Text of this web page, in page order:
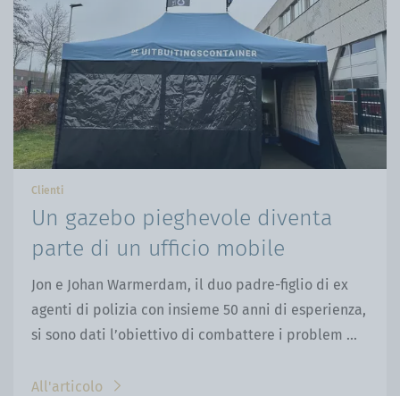
Clienti
Un gazebo pieghevole diventa
parte di un ufficio mobile
Jon e Johan Warmerdam, il duo padre-figlio di ex
agenti di polizia con insieme 50 anni di esperienza,
si sono dati l’obiettivo di combattere i problem ...
All'articolo